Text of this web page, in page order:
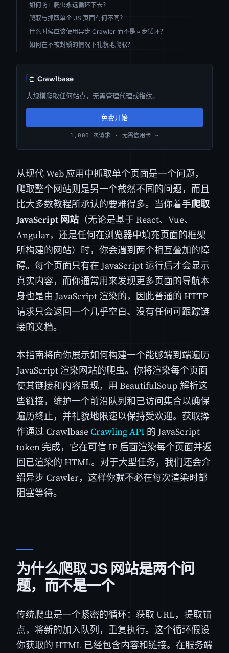
如何防止爬虫永远循环下去？
爬取与抓取单个 JS 页面有何不同？
什么时候应该使用异步 Crawler 而不是同步循环？
如何在不被封锁的情况下礼貌地爬取？
Crawlbase
大规模爬取任何站点，无需管理代理或指纹。
免费开始
1,000 次请求 · 无需信用卡 →
从现代 Web 应用中抓取单个页面是一个问题，
爬取整个网站则是另一个截然不同的问题，而且
比大多数教程所承认的要难得多。当你着手爬取
JavaScript 网站 （无论是基于 React、Vue、
Angular，还是任何在浏览器中填充页面的框架
所构建的网站）时，你会遇到两个相互叠加的障
碍。每个页面只有在 JavaScript 运行后才会显示
真实内容，而你通常用来发现更多页面的导航本
身也是由 JavaScript 渲染的，因此普通的 HTTP
请求只会返回一个几乎空白、没有任何可跟踪链
接的文档。
本指南将向你展示如何构建一个能够端到端遍历
JavaScript 渲染网站的爬虫。你将渲染每个页面
使其链接和内容显现，用 BeautifulSoup 解析这
些链接，维护一个前沿队列和已访问集合以确保
遍历终止，并礼貌地限速以保持受欢迎。获取操
作通过 CrawlbaseCrawling API 的 JavaScript
token 完成，它在可信 IP 后面渲染每个页面并返
回已渲染的 HTML。对于大型任务，我们还会介
绍异步 Crawler，这样你就不必在每次渲染时都
阻塞等待。
为什么爬取 JS 网站是两个问
题，而不是一个
传统爬虫是一个紧密的循环：获取 URL，提取锚
点，将新的加入队列，重复执行。这个循环假设
你获取的 HTML 已经包含内容和链接。在服务端